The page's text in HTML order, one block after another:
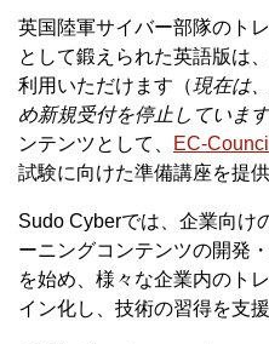
英国陸軍サイバー部隊のト
として鍛えられた英語版は
利用いただけます（現在は
め新規受付を停止しています
ンテンツとして、
EC-Council
試験に向けた準備講座を提供
Sudo Cyberでは、企業向け
ーニングコンテンツの開発
を始め、様々な企業内のト
イン化し、技術の習得を支